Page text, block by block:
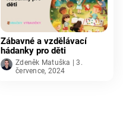
Zábavné a vzdělávací
hádanky pro děti
Zdeněk Matuška | 3.
července, 2024